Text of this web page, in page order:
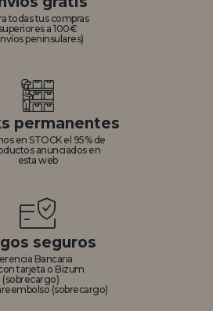
todas tus compras
superiores a 100€
peninsulares)
permanentes
en STOCK el 95% de
anunciados en
esta web
seguros
Bancaria
tarjeta o Bizum
(sobrecargo)
(sobrecargo)